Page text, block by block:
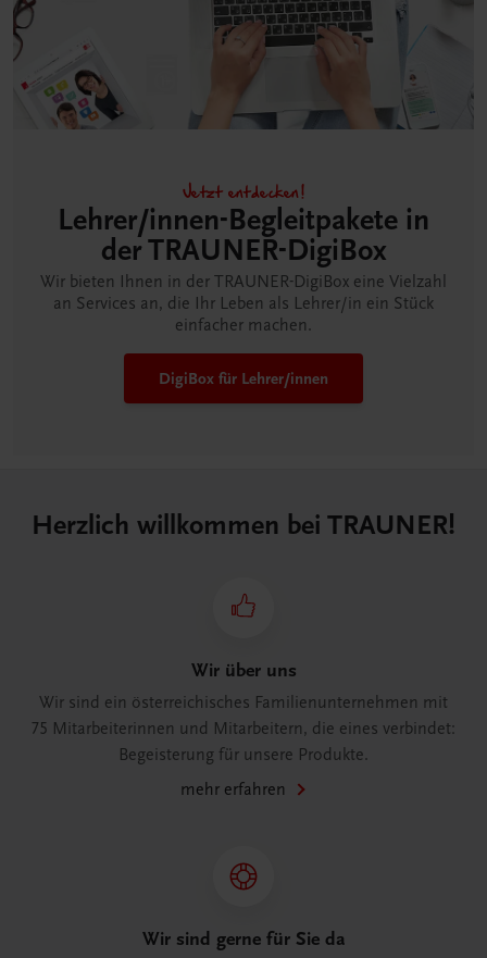
Jetzt entdecken!
Lehrer/innen-Begleitpakete in
der TRAUNER-DigiBox
Wir bieten Ihnen in der TRAUNER-DigiBox eine Vielzahl
an Services an, die Ihr Leben als Lehrer/in ein Stück
einfacher machen.
DigiBox für Lehrer/innen
Herzlich willkommen bei TRAUNER!
Wir über uns
Wir sind ein österreichisches Familienunternehmen mit
75 Mitarbeiterinnen und Mitarbeitern, die eines verbindet:
Begeisterung für unsere Produkte.
mehr erfahren
Wir sind gerne für Sie da